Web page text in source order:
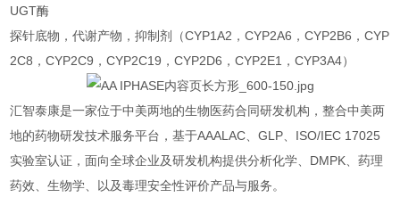
UGT酶
探针底物，代谢产物，抑制剂（CYP1A2，CYP2A6，CYP2B6，CYP
2C8，CYP2C9，CYP2C19，CYP2D6，CYP2E1，CYP3A4）
汇智泰康是一家位于中美两地的生物医药合同研发机构，整合中美两
地的药物研发技术服务平台，基于AAALAC、GLP、ISO/IEC 17025
实验室认证，面向全球企业及研发机构提供分析化学、DMPK、药理
药效、生物学、以及毒理安全性评价产品与服务。